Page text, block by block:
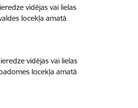
vidējas vai lielas
locekļa amatā
vidējas vai lielas
locekļa amatā